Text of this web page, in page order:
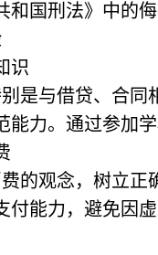
国刑法》中的
识
是与借贷、合
力。通过参加
的观念，树立
付能力，避免因